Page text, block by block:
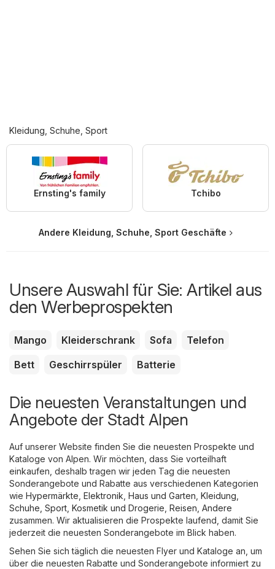
Kleidung, Schuhe, Sport
Ernsting's family Tchibo
Andere Kleidung, Schuhe, Sport Geschäfte
Unsere Auswahl für Sie: Artikel aus
den Werbeprospekten
Mango Kleiderschrank Sofa
Telefon
Bett
Geschirrspüler Batterie
Die neuesten Veranstaltungen und
Angebote der Stadt Alpen
Auf unserer Website finden Sie die neuesten Prospekte und
Kataloge von Alpen. Wir möchten, dass Sie vorteilhaft
einkaufen, deshalb tragen wir jeden Tag die neuesten
Sonderangebote und Rabatte aus verschiedenen Kategorien
wie Hypermärkte Elektronik Haus und Garten Kleidung,
Schuhe, Sport Kosmetik und Drogerie Reisen Andere
zusammen. Wir aktualisieren die Prospekte laufend, damit Sie
jederzeit die neuesten Sonderangebote im Blick haben.
Sehen Sie sich täglich die neuesten Flyer und Kataloge an, um
über die neuesten Rabatte und Sonderangebote informiert zu